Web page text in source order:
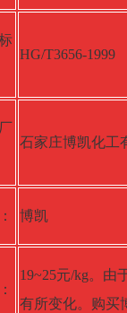
HG/T3656-1999
石家庄博凯化工
博凯
19~25元/kg。由
有所变化。购买